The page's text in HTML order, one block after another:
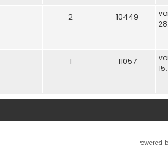
2 10449
1 11057
Powered